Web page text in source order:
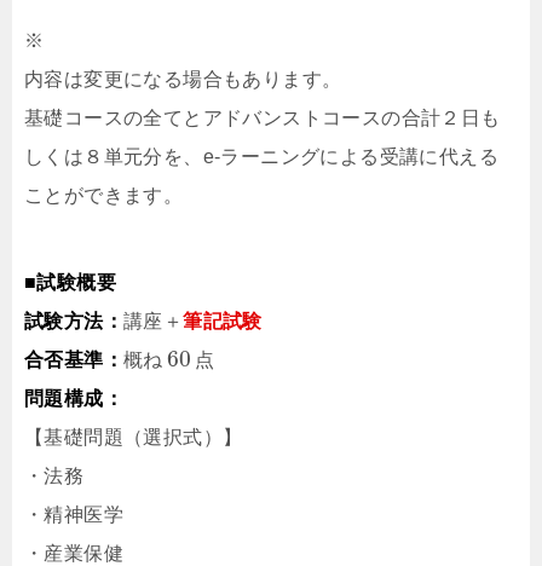
※
内容は変更になる場合もあります。
基礎コースの全てとアドバンストコースの合計２⽇も
しくは８単元分を、e-ラーニングによる受講に代える
ことができます。
■試験概要
試験方法： 講座＋筆記試験
合否基準： 概ね 60 点
問題構成：
【基礎問題（選択式）】
・法務
・精神医学
・産業保健